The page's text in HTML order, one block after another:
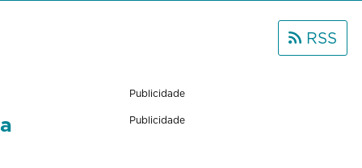
RSS
Publicidade
Publicidade